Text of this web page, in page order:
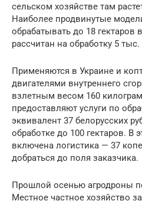
сельском хозяйстве там
Наиболее продвинутые
обрабатывать до 18 гектаров
рассчитан на обработку 5
Применяются в Украине и
двигателями внутреннего
взлетным весом 160
предоставляют услуги по
эквивалент 37 белорусских
обработке до 100 гектаров. В
включена логистика — 37
добраться до поля заказчика.
Прошлой осенью агродроны
Местное частное хозяйство